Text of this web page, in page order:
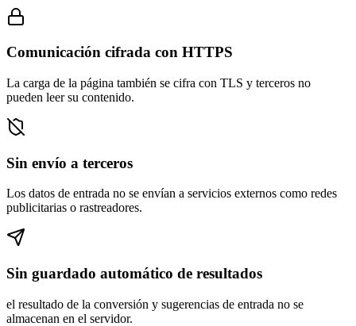
Comunicación cifrada con HTTPS
La carga de la página también se cifra con TLS y terceros no
pueden leer su contenido.
Sin envío a terceros
Los datos de entrada no se envían a servicios externos como redes
publicitarias o rastreadores.
Sin guardado automático de resultados
el resultado de la conversión y sugerencias de entrada no se
almacenan en el servidor.